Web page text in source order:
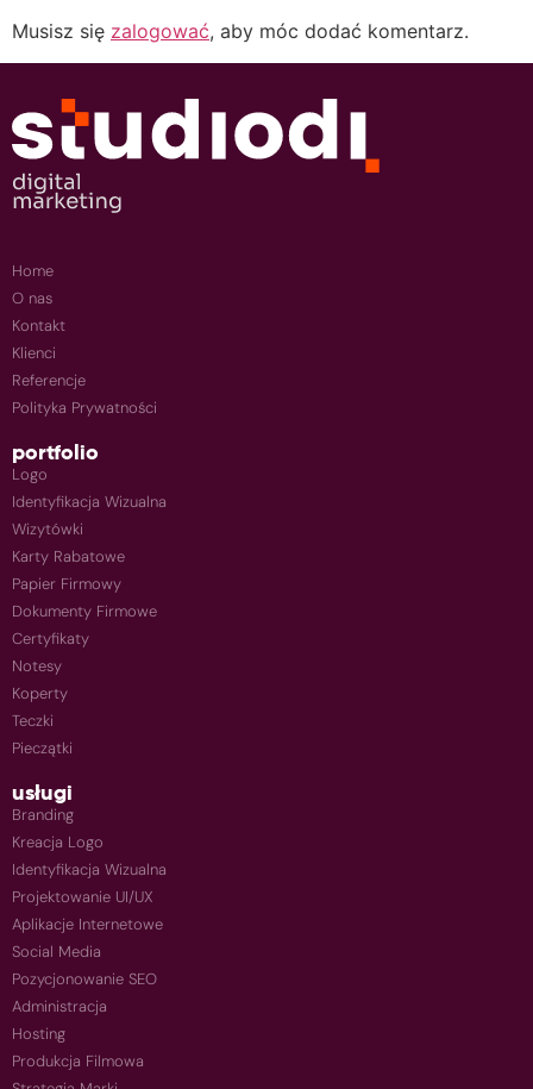
Musisz się zalogować, aby móc dodać komentarz.
Home
O nas
Kontakt
Klienci
Referencje
Polityka Prywatności
portfolio
Logo
Identyfikacja Wizualna
Wizytówki
Karty Rabatowe
Papier Firmowy
Dokumenty Firmowe
Certyfikaty
Notesy
Koperty
Teczki
Pieczątki
usługi
Branding
Kreacja Logo
Identyfikacja Wizualna
Projektowanie UI/UX
Aplikacje Internetowe
Social Media
Pozycjonowanie SEO
Administracja
Hosting
Produkcja Filmowa